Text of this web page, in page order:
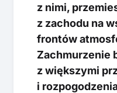
z nimi,
z zachodu na
frontów
Zachmurzenie
z większymi
i